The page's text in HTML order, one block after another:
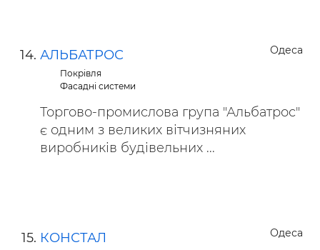
Одеса
АЛЬБАТРОС
Покрівля
Фасадні системи
Торгово-промислова група "Альбатрос"
є одним з великих вітчизняних
виробників будівельних ...
Одеса
КОНСТАЛ